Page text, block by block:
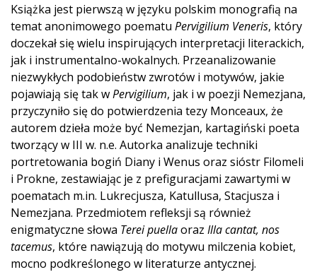
Książka jest pierwszą w języku polskim monografią na
temat anonimowego poematu Pervigilium Veneris, który
doczekał się wielu inspirujących interpretacji literackich,
jak i instrumentalno-wokalnych. Przeanalizowanie
niezwykłych podobieństw zwrotów i motywów, jakie
pojawiają się tak wPervigilium, jak i w poezji Nemezjana,
przyczyniło się do potwierdzenia tezy Monceaux, że
autorem dzieła może być Nemezjan, kartagiński poeta
tworzący w III w. n.e. Autorka analizuje techniki
portretowania bogiń Diany i Wenus oraz sióstr Filomeli
i Prokne, zestawiając je z prefiguracjami zawartymi w
poematach m.in. Lukrecjusza, Katullusa, Stacjusza i
Nemezjana. Przedmiotem refleksji są również
enigmatyczne słowa Terei puellaoraz Illa cantat, nos
tacemus, które nawiązują do motywu milczenia kobiet,
mocno podkreślonego w literaturze antycznej.